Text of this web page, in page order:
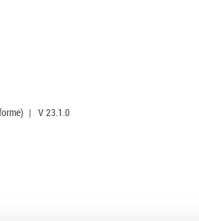
| V 23.1.0